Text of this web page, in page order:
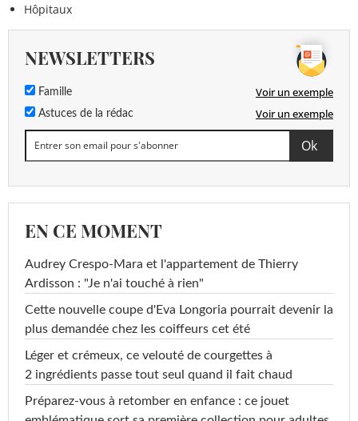
Hôpitaux
NEWSLETTERS
Famille Voir un exemple
Astuces de la rédac Voir un exemple
EN CE MOMENT
Audrey Crespo-Mara et l'appartement de Thierry
Ardisson : "Je n'ai touché à rien"
Cette nouvelle coupe d'Eva Longoria pourrait devenir la
plus demandée chez les coiffeurs cet été
Léger et crémeux, ce velouté de courgettes à
2 ingrédients passe tout seul quand il fait chaud
Préparez-vous à retomber en enfance : ce jouet